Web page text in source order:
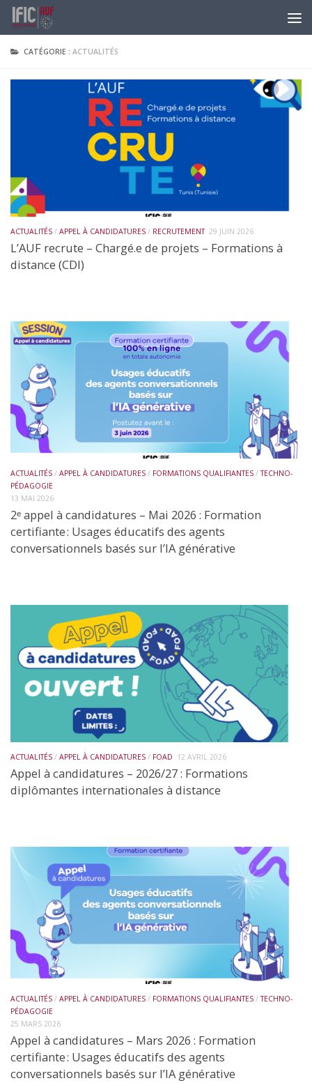
Skip to content
CATÉGORIE : ACTUALITÉS
ACTUALITÉS / APPEL À CANDIDATURES / RECRUTEMENT 29 JUIN 2026
L’AUF recrute – Chargé.e de projets – Formations à
distance (CDI)
ACTUALITÉS / APPEL À CANDIDATURES / FORMATIONS QUALIFIANTES /TECHNO-
PÉDAGOGIE
13 MAI 2026
2ᵉ appel à candidatures – Mai 2026 : Formation
certifiante : Usages éducatifs des agents
conversationnels basés sur l’IA générative
ACTUALITÉS / APPEL À CANDIDATURES / FOAD 12 AVRIL 2026
Appel à candidatures – 2026/27 : Formations
diplômantes internationales à distance
ACTUALITÉS / APPEL À CANDIDATURES / FORMATIONS QUALIFIANTES /TECHNO-
PÉDAGOGIE
25 MARS 2026
Appel à candidatures – Mars 2026 : Formation
certifiante : Usages éducatifs des agents
conversationnels basés sur l’IA générative